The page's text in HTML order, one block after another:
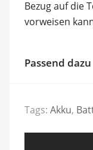
Bezug auf die
vorweisen
Passend dazu
Tags: Akku,